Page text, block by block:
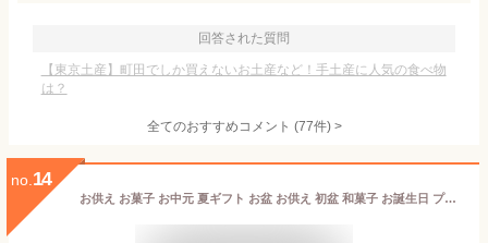
回答された質問
【東京土産】町田でしか買えないお土産など！手土産に人気の食べ物
は？
全てのおすすめコメント (77件) >
no. 14
お供え お菓子 お中元 夏ギフト お盆 お供え 初盆 和菓子 お誕生日 プレゼント 送料無料 四十九日 粗供養 香典返し お供え物 阿波和三盆糖 舞玉 和三盆クッキー お返し ご挨拶 お礼 内祝い お祝い 御礼 仏事 法要 法事 香典返し ご挨拶 母 父 還暦祝い 古希 喜寿 米寿 49日